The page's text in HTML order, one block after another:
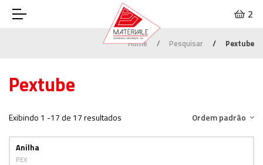
2
Home Pesquisar Pextube
Pextube
Exibindo 1 -17 de 17 resultados Ordem padrão
Anilha
PEX